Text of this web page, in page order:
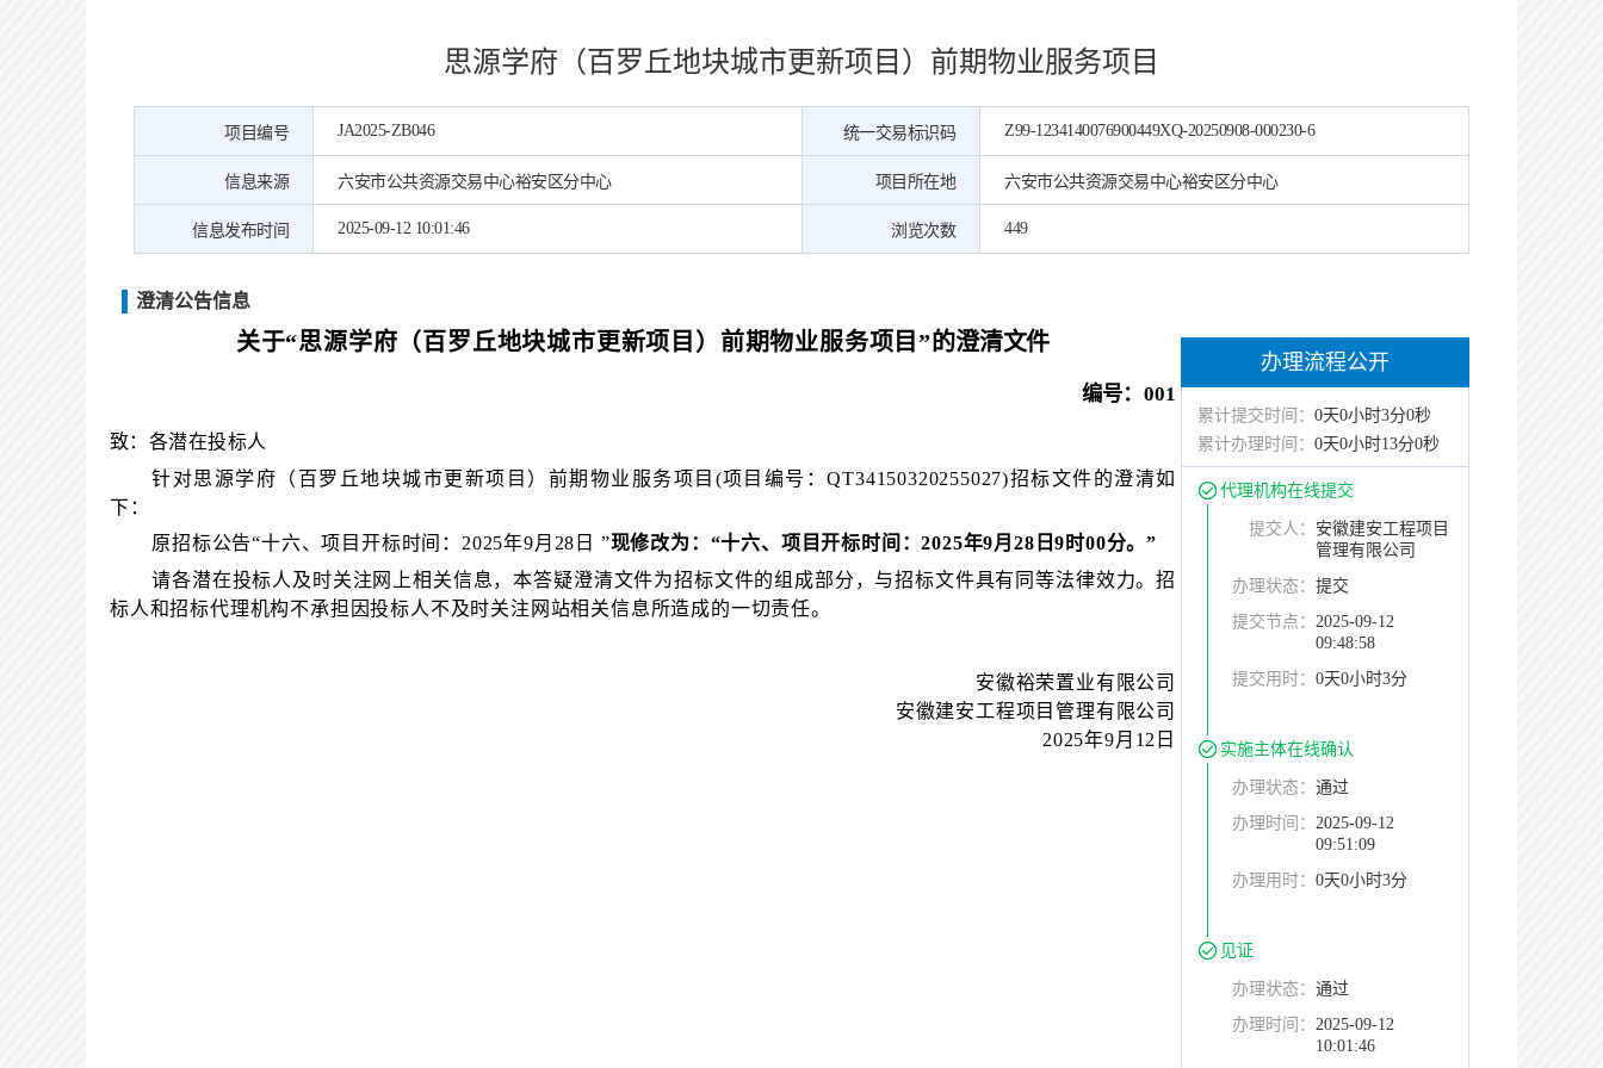
思源学府（百罗丘地块城市更新项目）前期物业服务项目
项目编号 JA2025-ZB046 统一交易标识码 Z99-1234140076900449XQ-20250908-000230-6
信息来源 六安市公共资源交易中心裕安区分中心 项目所在地 六安市公共资源交易中心裕安区分中心
信息发布时间 2025-09-12 10:01:46 浏览次数 449
澄清公告信息
关于“思源学府（百罗丘地块城市更新项目）前期物业服务项目” 的澄清文件
编号： 001
致：各潜在投标人
针对思源学府（百罗丘地块城市更新项目）前期物业服务项目 (项目编号：QT34150320255027)招标文件的澄清如
下：
原招标公告“十六、项目开标时间：2025年9月28日 ”现修改为： “十六、项目开标时间：2025年9月28日9时00分。”
请各潜在投标人及时关注网上相关信息，本答疑澄清文件为招标文件的组成部分，与招标文件具有同等法律效力。招
标人和招标代理机构不承担因投标人不及时关注网站相关信息所造成的一切责任。
安徽裕荣置业有限公司
安徽建安工程项目管理有限公司
2025年9月12日
办理流程公开
累计提交时间： 0天0小时3分0秒
累计办理时间： 0天0小时13分0秒
代理机构在线提交
提交人： 安徽建安工程项目
管理有限公司
办理状态： 提交
提交节点： 2025-09-12
09:48:58
提交用时： 0天0小时3分
实施主体在线确认
办理状态： 通过
办理时间： 2025-09-12
09:51:09
办理用时： 0天0小时3分
见证
办理状态： 通过
办理时间： 2025-09-12
10:01:46